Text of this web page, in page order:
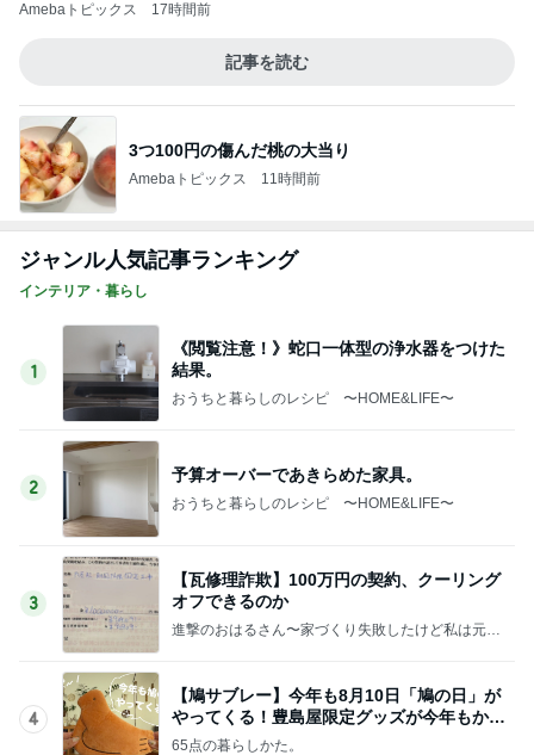
Amebaトピックス 17時間前
記事を読む
3つ100円の傷んだ桃の大当り
Amebaトピックス 11時間前
ジャンル人気記事ランキング
インテリア・暮らし
1
《閲覧注意！》蛇口一体型の浄水器をつけた
結果。
おうちと暮らしのレシピ 〜HOME&LIFE〜
2
予算オーバーであきらめた家具。
おうちと暮らしのレシピ 〜HOME&LIFE〜
3
【瓦修理詐欺】100万円の契約、クーリング
オフできるのか
進撃のおはるさん〜家づくり失敗したけど私は元気
4
【鳩サブレー】今年も8月10日「鳩の日」が
やってくる！豊島屋限定グッズが今年もかわ
いすぎる♡
65点の暮らしかた。